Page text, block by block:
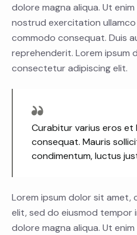
dolore magna aliqua. Ut
nostrud exercitation
commodo consequat. Duis
reprehenderit. Lorem ipsum
consectetur adipiscing elit.
Curabitur varius eros et
consequat. Mauris
condimentum, luctus
Lorem ipsum dolor sit amet,
elit, sed do eiusmod
dolore magna aliqua. Ut